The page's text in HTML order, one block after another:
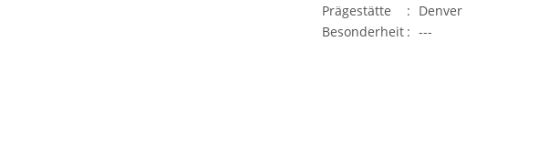
Prägestätte
: Denver
Besonderheit : ---